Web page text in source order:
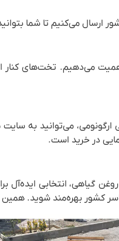
می‌کنیم تا شما
می‌دهیم. تخت‌های کنار
ارگونومی، می‌توانید به
در خرید است.
گیاهی، انتخابی ایده‌آل
کشور بهره‌مند شوید.